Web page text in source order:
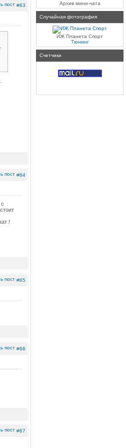
#63
#64
!
#65
#66
#67
Архив мини-чата
Случайная фотография
ИЖ Планета Спорт
Тюнинг
Счетчики